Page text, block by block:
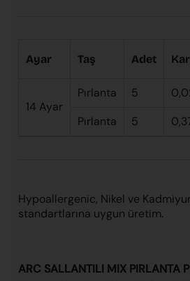
Ayar Taş Adet
14 Ayar
Pırlanta 5
Pırlanta
5
Hypoallergenic, Nikel ve
standartlarına uygun üretim.
ARC SALLANTILI MIX PIRLANTA